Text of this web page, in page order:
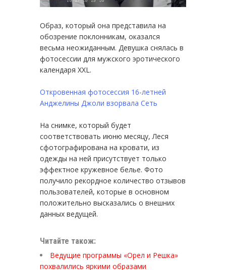
Образ, который она представила на
обозрение поклонникам, оказался
весьма неожиданным. Девушка снялась в
фотосессии для мужского эротического
календаря XXL.
Откровенная фотосессия 16-летней
Анджелины Джоли взорвала Сеть
На снимке, который будет
соответствовать июню месяцу, Леся
сфотографирована на кровати, из
одежды на ней присутствует только
эффектное кружевное белье. Фото
получило рекордное количество отзывов
пользователей, которые в основном
положительно высказались о внешних
данных ведущей.
Читайте також:
Ведущие программы «Орел и Решка»
похвалились яркими образами